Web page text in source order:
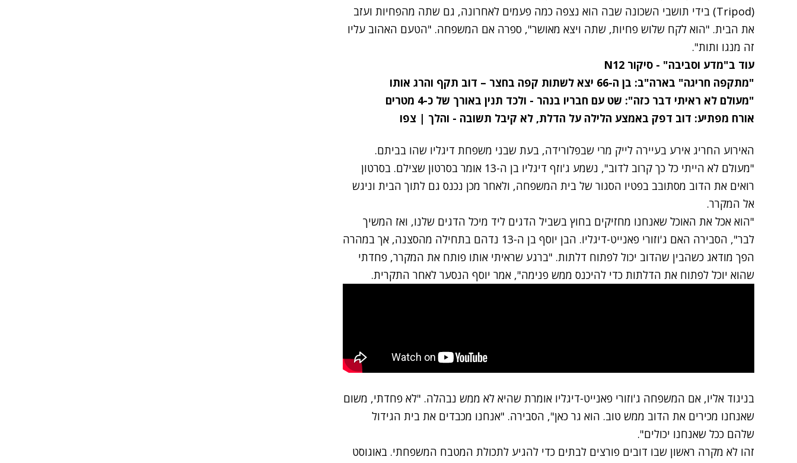
(Tripod) בידי תושבי השכונה שבה הוא נצפה כמה פעמים לאחרונה, גם שתה מהפחיות ועזב
את הבית. "הוא לקח שלוש פחיות, שתה ויצא מאושר", ספרה אם המשפחה. "הטעם האהוב עליו
זה מנגו ותות".
עוד ב"מדע וסביבה" - סיקור N12
"מתקפה חריגה" בארה"ב: בן ה-66 יצא לשתות קפה בחצר – דוב תקף והרג אותו
"מעולם לא ראיתי דבר כזה": שט עם חבריו בנהר - ולכד תנין באורך של כ-4 מטרים
אורח מפתיע: דוב דפק באמצע הלילה על הדלת, לא קיבל תשובה - והלך | צפו
האירוע החריג אירע בעיירה לייק מרי שבפלורידה, בעת שבני משפחת דיגליו שהו בביתם.
"מעולם לא הייתי כל כך קרוב לדוב", נשמע ג'וזף דיגליו בן ה-13 אומר בסרטון שצילם. בסרטון
רואים את הדוב מסתובב בפטיו הסגור של בית המשפחה, ולאחר מכן נכנס גם לתוך הבית וניגש
אל המקרר.
"הוא אכל את האוכל שאנחנו מחזיקים בחוץ בשביל הדגים ליד מיכל הדגים שלנו, ואז המשיך
לבר", הסבירה האם ג'וזורי פאנייט-דיגליו. הבן יוסף בן ה-13 נדהם בתחילה מהסצנה, אך במהרה
הפך מודאג כשהבין שהדוב יכול לפתוח דלתות. "ברגע שראיתי אותו פותח את המקרר, פחדתי
שהוא יוכל לפתוח את הדלתות כדי להיכנס ממש פנימה", אמר יוסף הנסער לאחר התקרית.
בניגוד אליו, אם המשפחה ג'וזורי פאנייט-דיגליו אומרת שהיא לא ממש נבהלה. "לא פחדתי, משום
שאנחנו מכירים את הדוב ממש טוב. הוא גר כאן", הסבירה. "אנחנו מכבדים את בית הגידול
שלהם ככל שאנחנו יכולים".
זהו לא מקרה ראשון שבו דובים פורצים לבתים כדי להגיע לתכולת המטבח המשפחתי. באוגוסט